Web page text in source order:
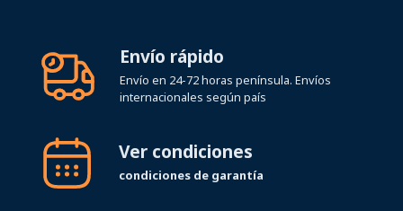
Envío rápido
Envío en 24-72 horas península. Envíos
internacionales según país
Ver condiciones
condiciones de garantía